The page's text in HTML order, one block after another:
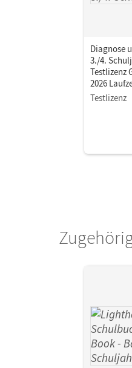
Diagnose
3./4.
Testlizenz
2026
Testlizenz